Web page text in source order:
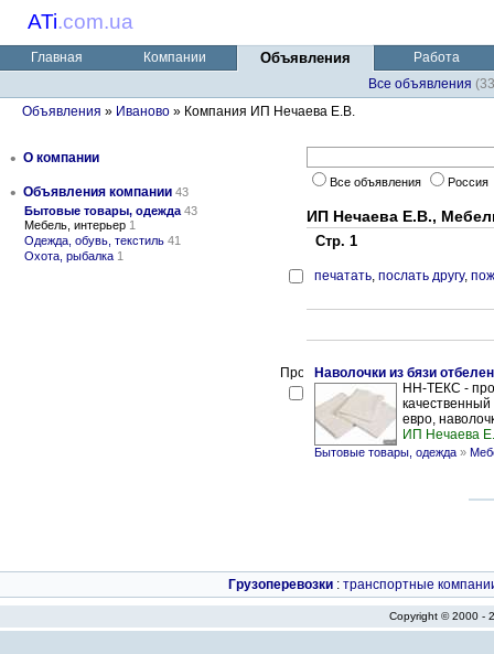
ATi.com.ua
Главная Компании Объявления
Работа
Все объявления
Объявления » Иваново » Компания ИП Нечаева Е.В.
• О компании
• Объявления компании 43
Бытовые товары, одежда 43
Мебель, интерьер 1
Одежда, обувь, текстиль 41
Охота, рыбалка 1
Все объявления Россия
ИП Нечаева Е.В.,
Стр. 1
печатать, послать другу,
Наволочки из бязи
НН-ТЕКС -
евро,
ИП Нечаева
Бытовые товары, одежда »
Грузоперевозки : транспортные
Copyright © 2000 -